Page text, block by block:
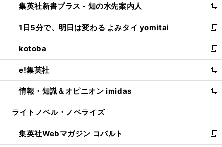
く
ド
ウ
で
開
く
ィ
ン
ド
ウ
で
開
く
い
ウ
ィ
ン
ド
ウ
で
開
く
集英社新書プラス - 知の水先案内人
新
し
い
ウ
ィ
ン
ド
ウ
で
開
1日5分で、明日は変わる よみタイ yomitai
新
し
い
ウ
ィ
ン
ド
ウ
開
く
kotoba
新
し
い
ウ
ィ
ン
ウ
で
開
e!集英社
新
し
い
ウ
ン
ド
ウ
情報・知識＆オピニオン imidas
新
し
ウ
ィ
ン
ライトノベル・ノベライズ
集英社Webマガジン コバルト
新